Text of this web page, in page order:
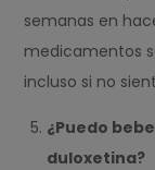
semanas en
medicamentos
incluso si no
¿Puedo
duloxetina?